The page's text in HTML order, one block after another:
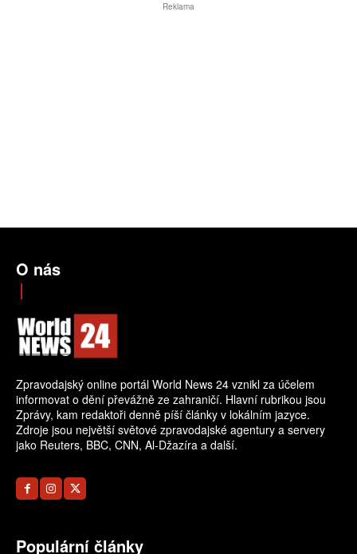
Reklama
O nás
Zpravodajský online portál World News 24 vznikl za účelem
informovat o dění převážně ze zahraničí. Hlavní rubrikou jsou
Zprávy, kam redaktoři denně píší články v lokálním jazyce.
Zdroje jsou největší světové zpravodajské agentury a servery
jako Reuters, BBC, CNN, Al-Džazíra a další.
Populární články